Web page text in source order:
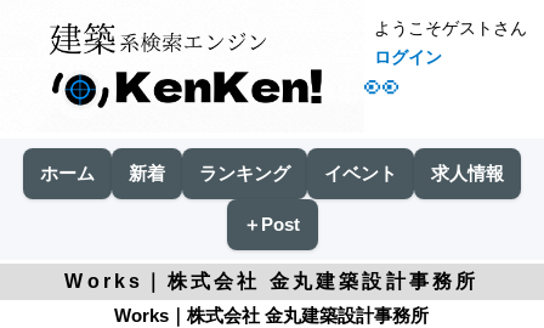
👀
ようこそゲストさん
ログイン
ホーム 新着 ランキング イベント 求人情報
＋Post
Works｜株式会社 金丸建築設計事務所
Works｜株式会社 金丸建築設計事務所